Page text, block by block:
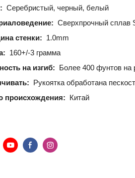
Серебристый, черный, белый
Сверхпрочный сплав
стенки: 1.0mm
160+/-3 грамма
на изгиб: Более 400 фунтов на
Рукоятка обработана
происхождения: Китай